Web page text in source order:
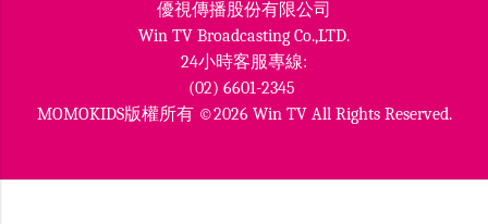
優視傳播股份有限公司
Win TV Broadcasting Co.,LTD.
24小時客服專線:
(02) 6601-2345
MOMOKIDS版權所有 ©2026 Win TV All Rights Reserved.